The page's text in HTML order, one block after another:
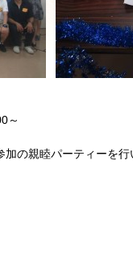
～
の親睦パーティーを行